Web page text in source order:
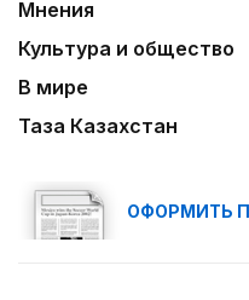
Мнения
Культура и общество
В мире
Таза Казахстан
ОФОРМИТЬ